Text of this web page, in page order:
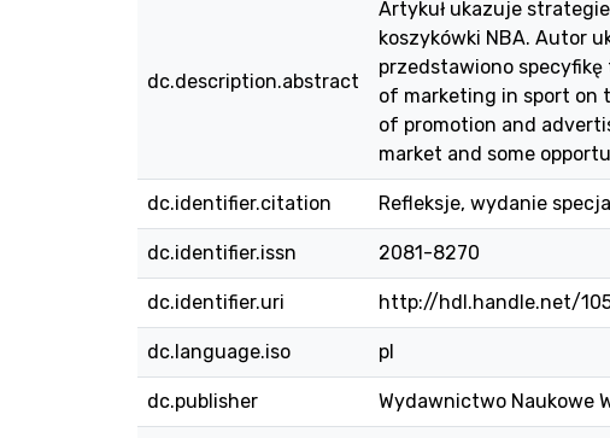
dc.description.abstract
Artykuł ukazuje
koszykówki NBA. Autor
przedstawiono
of marketing in sport on
of promotion and
market and some
dc.identifier.citation Refleksje, wydanie
dc.identifier.issn 2081-8270
dc.identifier.uri http://hdl.handle.net/
dc.language.iso pl
dc.publisher Wydawnictwo Naukowe